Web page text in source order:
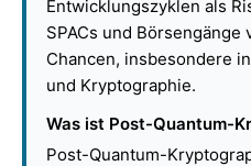
Entwicklungszyklen als
SPACs und Börsengänge
Chancen, insbesondere
und Kryptographie.
Was ist Post-Quantum-
Post-Quantum-